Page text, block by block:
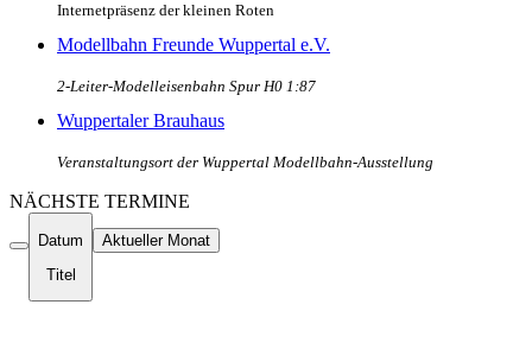
Internetpräsenz der kleinen Roten
Modellbahn Freunde Wuppertal e.V.
2-Leiter-Modelleisenbahn Spur H0 1:87
Wuppertaler Brauhaus
Veranstaltungsort der Wuppertal Modellbahn-Ausstellung
NÄCHSTE TERMINE
Datum
Titel
Aktueller Monat